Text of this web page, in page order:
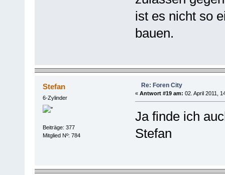
ist es nicht so
bauen.
Stefan
6-Zylinder
Beiträge: 377
Mitglied Nº: 784
Re: Foren City
« Antwort #19 am: 02. April 2011,
Ja finde ich
Stefan